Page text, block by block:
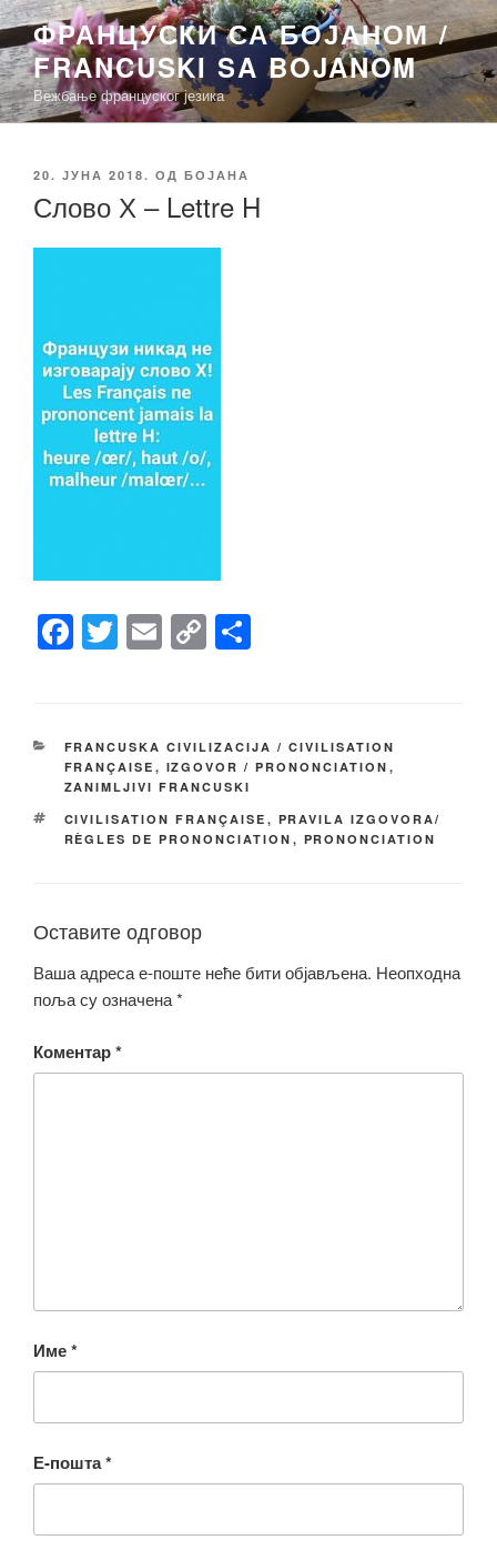
Скочи
на
садржај
ФРАНЦУСКИ СА БОЈАНОМ /
FRANCUSKI SA BOJANOM
Вежбање француског језика
ОБЈАВЉЕНО
20. ЈУНА 2018. ОД БОЈАНА
Слово Х – Lettre H
F
a
e
b
o
o
T
wi
er
E
m
C
o
y
Li
n
k
e
КАТЕГОРИЈЕ
FRANCUSKA CIVILIZACIJA / CIVILISATION
FRANÇAISE , IZGOVOR / PRONONCIATION ,
ZANIMLJIVI FRANCUSKI
ОЗНАКЕ
CIVILISATION FRANÇAISE , PRAVILA IZGOVORA/
RÈGLES DE PRONONCIATION , PRONONCIATION
Оставите одговор
Ваша адреса е-поште неће бити објављена. Неопходна
поља су означена*
Коментар*
Име*
Е-пошта*